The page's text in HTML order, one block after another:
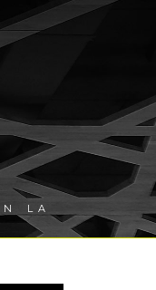
LA